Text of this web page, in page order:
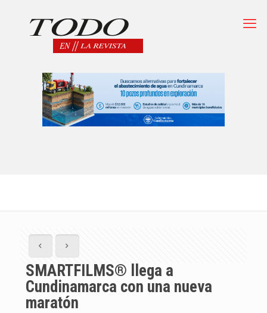
SMARTFILMS® llega a
Cundinamarca con una nueva
maratón